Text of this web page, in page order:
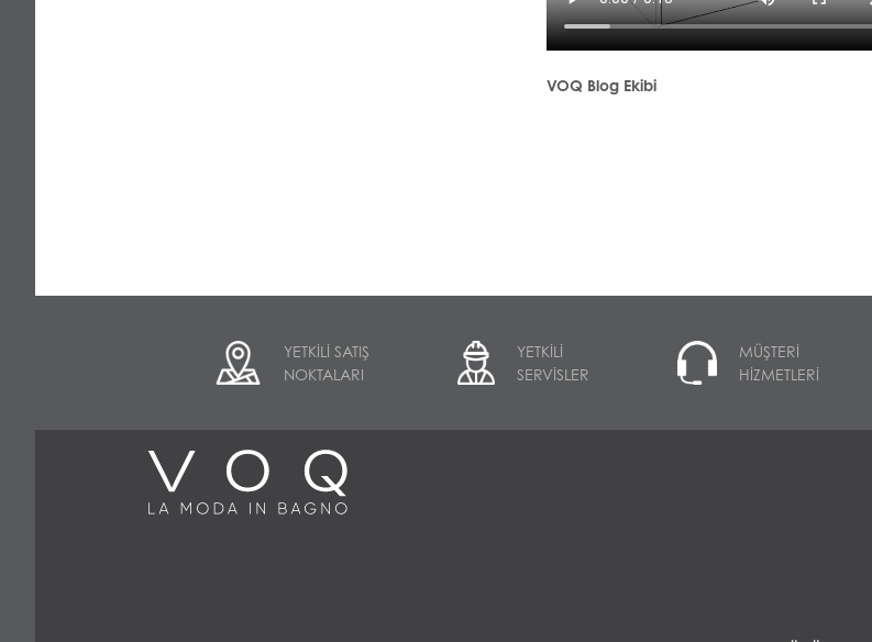
VOQ Blog Ekibi
YETKİLİ SATIŞ
NOKTALARI
YETKİLİ
SERVİSLER
MÜŞTERİ
HİZMETLERİ